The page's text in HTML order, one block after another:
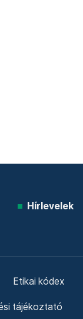
Hírlevelek
Etikai kódex
tájékoztató